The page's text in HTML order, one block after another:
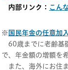
内部リンク： こん
※ 国民年金の任意加
60歳までに老齢基
で、年金額の増額を
また、海外にお住